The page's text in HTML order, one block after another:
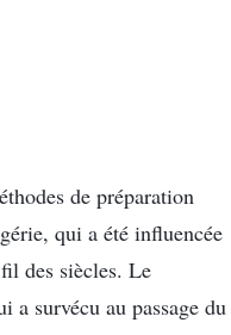
de préparation
qui a été influencée
des siècles. Le
a survécu au passage du